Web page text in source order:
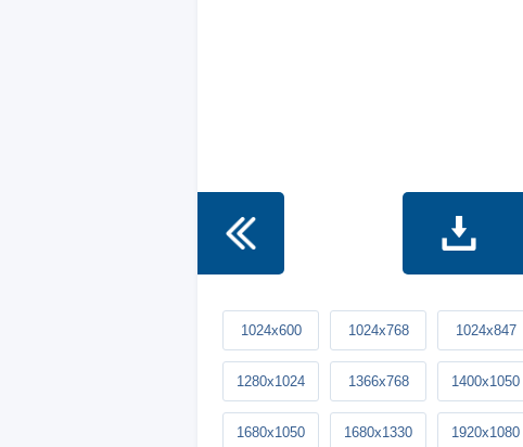
1024x600 1024x768 1024x847
1280x1024 1366x768 1400x1050
1680x1050 1680x1330 1920x1080